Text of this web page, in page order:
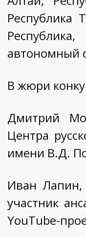
Республика
автономный
В жюри
Дмитрий
Центра
имени В.Д.
Иван Лапин,
участник
YouTube-